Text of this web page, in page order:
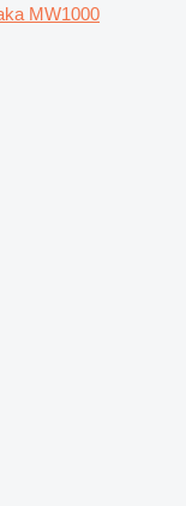
MW1000